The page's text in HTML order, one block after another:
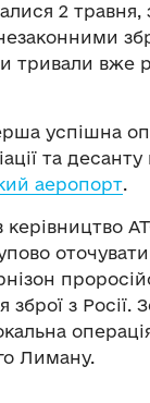
2 травня,
вже
успішна
та десанту
аеропорт.
керівництво
оточувати
зброї з Росії.
Лиману.